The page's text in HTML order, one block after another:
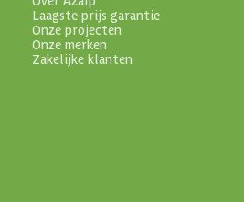
Laagste prijs garantie
Onze projecten
Onze merken
Zakelijke klanten